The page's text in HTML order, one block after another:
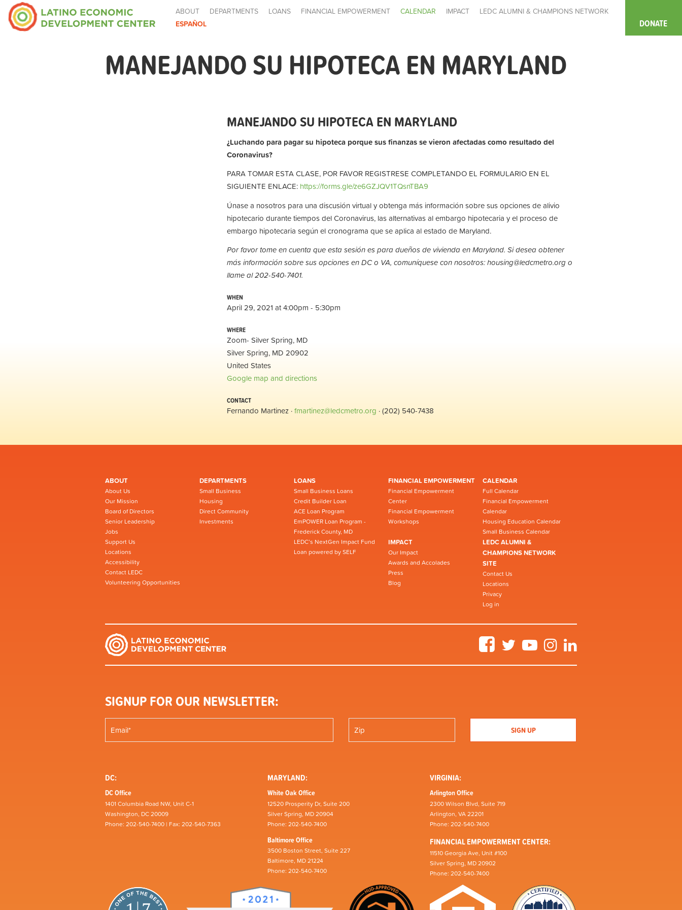
ABOUT DEPARTMENTS LOANS FINANCIAL EMPOWERMENT CALENDAR IMPACT
LEDC ALUMNI & CHAMPIONS NETWORK
ESPAÑOL
DONATE
MANEJANDO SU HIPOTECA EN MARYLAND
MANEJANDO SU HIPOTECA EN MARYLAND
¿Luchando para pagar su hipoteca porque sus finanzas se vieron afectadas como resultado del
Coronavirus?
PARA TOMAR ESTA CLASE, POR FAVOR REGISTRESE COMPLETANDO EL FORMULARIO EN EL
SIGUIENTE ENLACE: https://forms.gle/ze6GZJQV1TQsnTBA9
Únase a nosotros para una discusión virtual y obtenga más información sobre sus opciones de alivio
hipotecario durante tiempos del Coronavirus, las alternativas al embargo hipotecaria y el proceso de
embargo hipotecaria según el cronograma que se aplica al estado de Maryland.
Por favor tome en cuenta que esta sesión es para dueños de vivienda en Maryland. Si desea obtener
más información sobre sus opciones en DC o VA, comuníquese con nosotros:housing@ledcmetro.org o
llame al 202-540-7401.
WHEN
April 29, 2021 at 4:00pm - 5:30pm
WHERE
Zoom- Silver Spring, MD
Silver Spring, MD 20902
United States
Google map and directions
CONTACT
Fernando Martinez ·fmartinez@ledcmetro.org · (202) 540-7438
ABOUT
About Us
Our Mission
Board of Directors
Senior Leadership
Jobs
Support Us
Locations
Accessibility
Contact LEDC
Volunteering Opportunities
DEPARTMENTS
Small Business
Housing
Direct Community
Investments
LOANS
Small Business Loans
Credit Builder Loan
ACE Loan Program
EmPOWER Loan Program -
Frederick County, MD
LEDC’s NextGen Impact Fund
Loan powered by SELF
FINANCIAL EMPOWERMENT
Financial Empowerment
Center
Financial Empowerment
Workshops
CALENDAR
Full Calendar
Financial Empowerment
Calendar
Housing Education Calendar
Small Business Calendar
IMPACT
Our Impact
Awards and Accolades
Press
Blog
LEDC ALUMNI &
CHAMPIONS NETWORK
SITE
Contact Us
Locations
Privacy
Log in
FacebookTwitter YouTubeInstagram
SIGNUP FOR OUR NEWSLETTER:
DC:
DC Office
1401 Columbia Road NW, Unit C-1
Washington, DC 20009
Phone: 202-540-7400 | Fax: 202-540-7363
MARYLAND:
White Oak Office
12520 Prosperity Dr, Suite 200
Silver Spring, MD 20904
Phone: 202-540-7400
Baltimore Office
3500 Boston Street, Suite 227
Baltimore, MD 21224
Phone: 202-540-7400
VIRGINIA:
Arlington Office
2300 Wilson Blvd, Suite 719
Arlington, VA 22201
Phone: 202-540-7400
FINANCIAL EMPOWERMENT CENTER:
11510 Georgia Ave, Unit #100
Silver Spring, MD 20902
Phone: 202-540-7400